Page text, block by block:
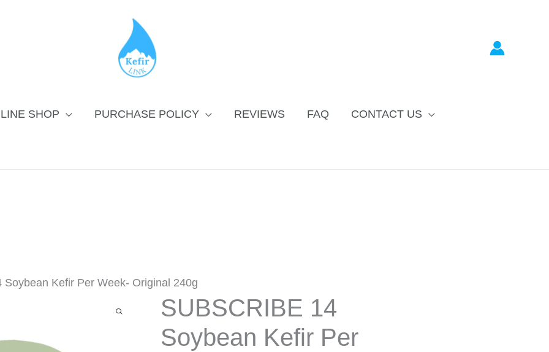
SHOP PURCHASE POLICY REVIEWS FAQ CONTACT US
Soybean Kefir Per Week- Original 240g
SUBSCRIBE 14
Soybean Kefir Per
SUBSCRIBE
Soybean